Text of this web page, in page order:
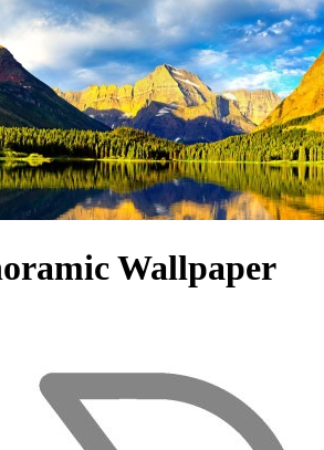
Wallpaper